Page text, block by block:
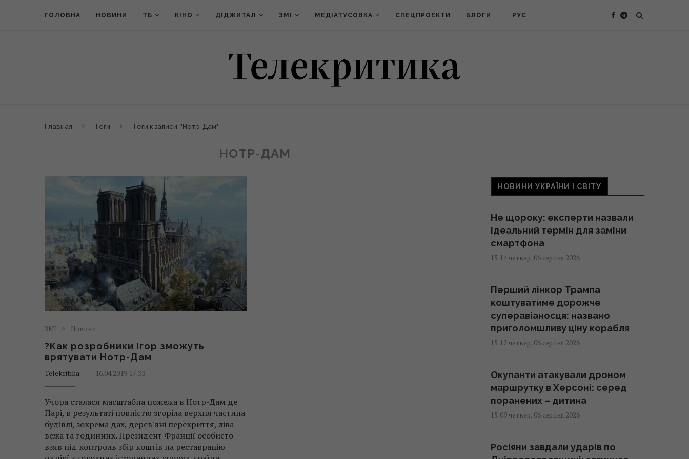
ГОЛОВНА НОВИНИ ТБ КІНО ДІДЖИТАЛ ЗМІ МЕДІАТУСОВКА СПЕЦПРОЕКТИ БЛОГИ РУС
Главная Теги Теги к записи: "Нотр-Дам"
НОТР-ДАМ
ЗМІ Новини
?Как розробники ігор зможуть
врятувати Нотр-Дам
Telekritika 16.04.2019 17:33
Учора сталася масштабна пожежа в Нотр-Дам де
Парі, в результаті повністю згоріла верхня частина
будівлі, зокрема дах, дерев'яні перекриття, ліва
вежа та годинник. Президент Франції особисто
взяв під контроль збір коштів на реставрацію
НОВИНИ УКРАЇНИ І СВІТУ
Не щороку: експерти назвали
ідеальний термін для заміни
смартфона
15:14 четвер, 06 серпня 2026
Перший лінкор Трампа
коштуватиме дорожче
суперавіаносця: названо
приголомшливу ціну корабля
15:12 четвер, 06 серпня 2026
Окупанти атакували дроном
маршрутку в Херсоні: серед
поранених – дитина
15:09 четвер, 06 серпня 2026
Росіяни завдали ударів по